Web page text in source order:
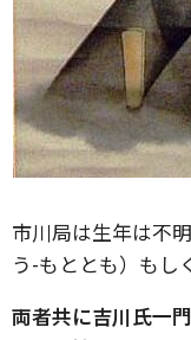
市川局は生年は不
う-もととも）もし
両者共に吉川氏一